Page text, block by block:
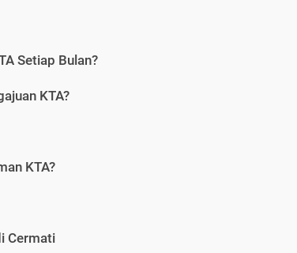
Setiap Bulan?
KTA?
KTA?
Cermati